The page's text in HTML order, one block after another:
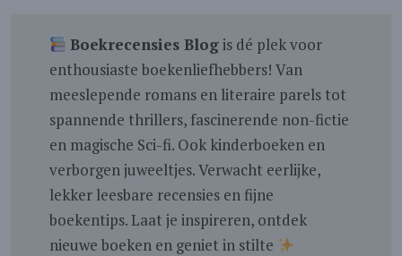
Boekrecensies Blogis dé plek voor
enthousiaste boekenliefhebbers! Van
meeslepende romans en literaire parels tot
spannende thrillers, fascinerende non-fictie
en magische Sci-fi. Ook kinderboeken en
verborgen juweeltjes. Verwacht eerlijke,
lekker leesbare recensies en fijne
boekentips. Laat je inspireren, ontdek
nieuwe boeken en geniet in stilte